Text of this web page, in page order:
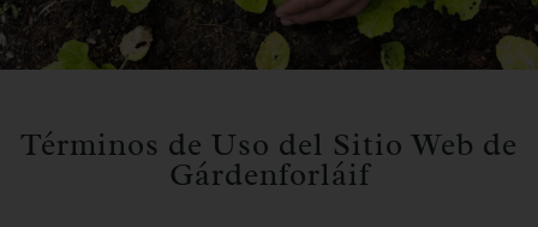
Términos de Uso del Sitio Web de
Gárdenforláif